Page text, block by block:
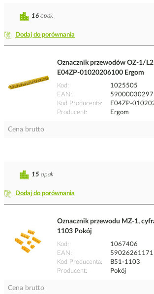
Dodaj do porównania
16 opak
Oznacznik przewodów OZ-1/L2
E04ZP-01020206100 Ergom
Kod
1025505
EAN
Kod Producenta
E04ZP-
Producent
Ergom
Cena brutto
Dodaj do porównania
15 opak
Oznacznik przewodu MZ-1,
1103 Pokój
Kod
1067406
EAN
Kod Producenta
B51-1103
Producent
Pokój
Cena brutto